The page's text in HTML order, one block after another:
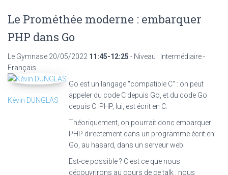
Le Prométhée moderne : embarquer
PHP dans Go
Le Gymnase 20/05/2022 11:45-12:25 - Niveau : Intermédiaire -
Français
Go est un langage "compatible C" : on peut
appeler du code C depuis Go, et du code Go
depuis C. PHP, lui, est écrit en C.
Théoriquement, on pourrait donc embarquer
PHP directement dans un programme écrit en
Go, au hasard, dans un serveur web.
Est-ce possible ? C'est ce que nous
découvrirons au cours de ce talk : nous
Kévin DUNGLAS